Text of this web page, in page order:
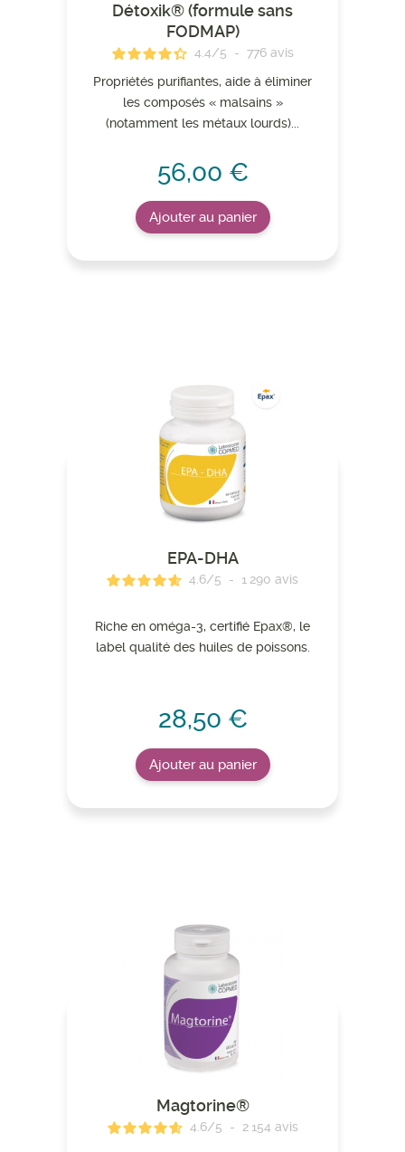
Détoxik® (formule sans
FODMAP)
4.4/5 - 776 avis
Propriétés purifiantes, aide à éliminer
les composés « malsains »
(notamment les métaux lourds)...
56,00 €
Ajouter au panier
EPA-DHA
4.6/5 - 1 290 avis
Riche en oméga-3, certifié Epax®, le
label qualité des huiles de poissons.
28,50 €
Ajouter au panier
Magtorine®
4.6/5 - 2 154 avis